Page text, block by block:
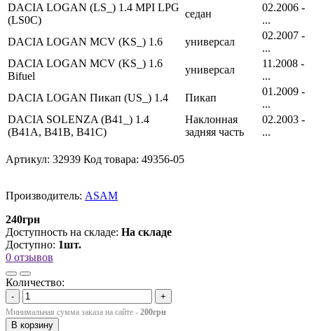
DACIA LOGAN (LS_) 1.4 MPI LPG
(LS0C)
седан
02.2006 -
...
DACIA LOGAN MCV (KS_) 1.6
универсал
02.2007 -
...
DACIA LOGAN MCV (KS_) 1.6
Bifuel
универсал
11.2008 -
...
DACIA LOGAN Пикап (US_) 1.4
Пикап
01.2009 -
...
DACIA SOLENZA (B41_) 1.4
(B41A, B41B, B41C)
Наклонная
задняя часть
02.2003 -
...
Артикул: 32939 Код товара: 49356-05
Производитель: ASAM
240грн
Доступность на складе: На складе
Доступно: 1шт.
0 отзывов
Количество:
- +
Минимальная сумма заказа на сайте - 200грн
В корзину